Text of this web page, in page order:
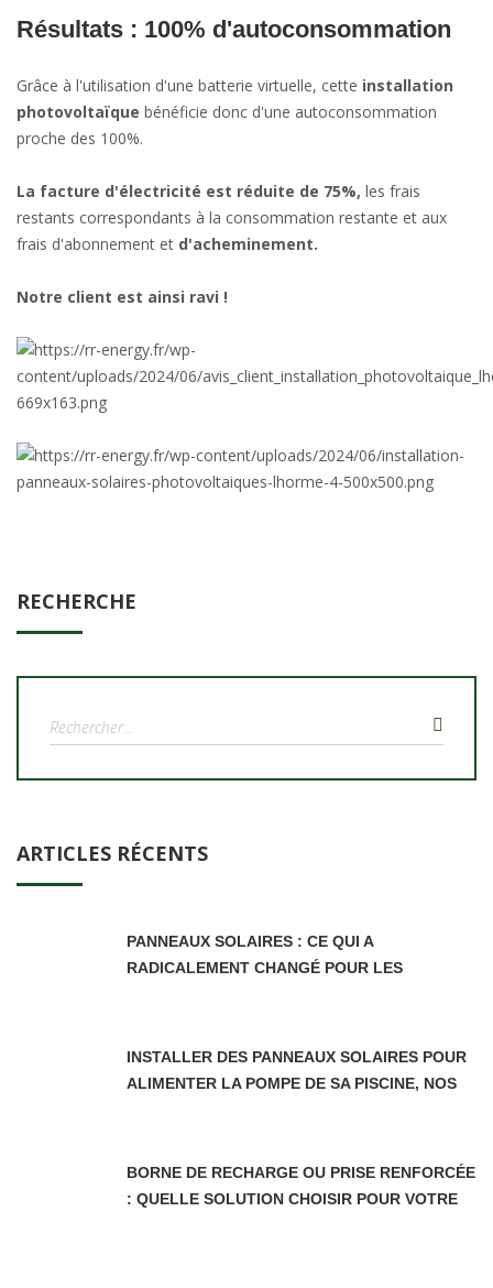
Résultats : 100% d'autoconsommation
Grâce à l'utilisation d'une batterie virtuelle, cette installation
photovoltaïque bénéficie donc d'une autoconsommation
proche des 100%.
La facture d'électricité est réduite de 75%, les frais
restants correspondants à la consommation restante et aux
frais d'abonnement et d'acheminement.
Notre client est ainsi ravi !
RECHERCHE
Rechercher :
ARTICLES RÉCENTS
PANNEAUX SOLAIRES : CE QUI A
RADICALEMENT CHANGÉ POUR LES
INSTALLER DES PANNEAUX SOLAIRES POUR
ALIMENTER LA POMPE DE SA PISCINE, NOS
BORNE DE RECHARGE OU PRISE RENFORCÉE
: QUELLE SOLUTION CHOISIR POUR VOTRE